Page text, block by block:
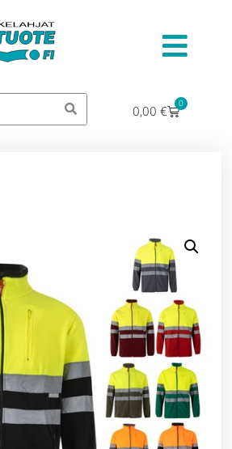
0,00 € 0